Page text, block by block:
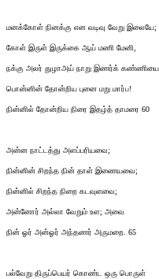
மனக்கோள் நினக்கு என வடிவு வேறு இலையே;
கோள் இருள் இருக்கை ஆய் மணி மேனி,
நக்கு அலர் துழாஅய் நாறு இணர்க்
பொன்னின் தோன்றிய புனை மறு மார்ப!
நின்னில் தோன்றிய நிரை இதழ்த் தாமரை 60
அன்ன நாட்டத்து அளப்பரியவை;
நின்னின் சிறந்த நின் தாள் இணையவை;
நின்னில் சிறந்த நிறை கடவுளவை;
அன்னோர் அல்லா வேறும் உள; அவை
நின் ஓர் அன்ஓர் அந்தணர் அருமறை. 65
பல்வேறு திருப்பெயர் கொண்ட ஒரு பொருள்